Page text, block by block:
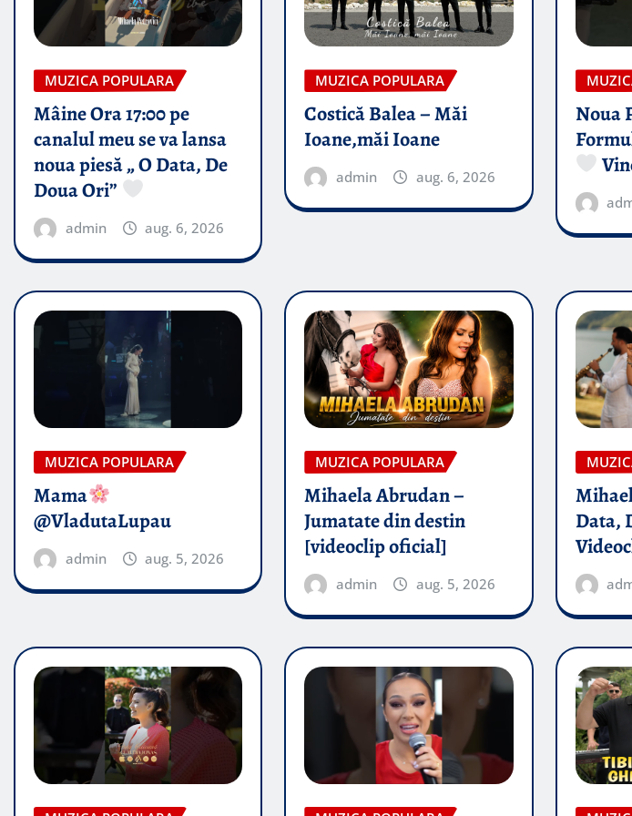
MUZICA POPULARA
Mâine Ora 17:00 pe
canalul meu se va lansa
noua piesă „ O Data, De
Doua Ori”
admin aug. 6, 2026
MUZICA POPULARA
Costică Balea – Măi
Ioane,măi Ioane
admin aug. 6, 2026
Noua
MUZICA POPULARA
Mama
@VladutaLupau
admin aug. 5, 2026
MUZICA POPULARA
Mihaela Abrudan –
Jumatate din destin
[videoclip oficial]
admin aug. 5, 2026
Data,